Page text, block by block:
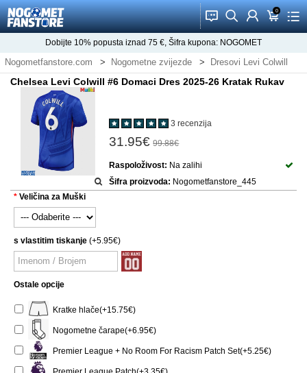
󰂱 󰂨 󰃳 0
󰃦 󰃖
Dobijte 10% popusta iznad 75 €, Šifra kupona: NOGOMET
Nogometfanstore.com Nogometne zvijezde Dresovi Levi Colwill
Chelsea Levi Colwill #6 Domaci Dres 2025-26 Kratak Rukav
3 recenzija
31.95€ 99.88€
Raspoloživost: Na zalihi
Šifra proizvoda: Nogometfanstore_445
Veličina za Muški
s vlastitim tiskanje (+5.95€)
Ostale opcije
Kratke hlače(+15.75€)
Nogometne čarape(+6.95€)
Premier League + No Room For Racism Patch Set(+5.25€)